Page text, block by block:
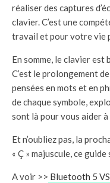
réaliser des captures
clavier. C’est une
travail et pour votre vie
En somme, le clavier est
C’est le prolongement
pensées en mots et en
de chaque symbole,
sont là pour vous aider
Et n’oubliez pas, la
« Ç » majuscule, ce
A voir >> Bluetooth 5